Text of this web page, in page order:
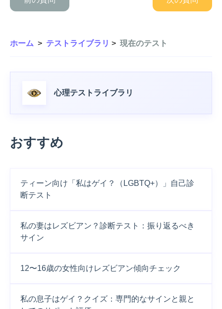
ホーム > テストライブラリ > 現在のテスト
心理テストライブラリ
おすすめ
ティーン向け「私はゲイ？（LGBTQ+）」自己診
断テスト
私の妻はレズビアン？診断テスト：振り返るべき
サイン
12〜16歳の女性向けレズビアン傾向チェック
私の息子はゲイ？クイズ：専門的なサインと親と